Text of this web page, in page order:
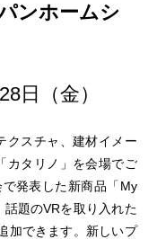
ンホームシ
日（金）
クスチャ、建材イメー
カタリノ」を会場でご
発表した新商品「My
題のVRを取り入れた
加できます。新しいプ